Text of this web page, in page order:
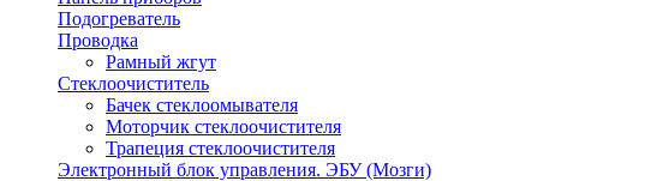
Подогреватель
Проводка
Рамный жгут
Стеклоочиститель
Бачек стеклоомывателя
Моторчик стеклоочистителя
Трапеция стеклоочистителя
Электронный блок управления. ЭБУ (Мозги)